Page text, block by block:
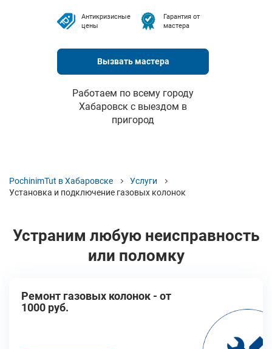
Антикризисные
цены
Гарантия от
мастера
Вызвать мастера
Работаем по всему городу
Хабаровск с выездом в
пригород
PochinimTut в Хабаровске
Услуги
Установка и подключение газовых колонок
Устраним любую неисправность
или поломку
Ремонт газовых колонок - от
1000 руб.